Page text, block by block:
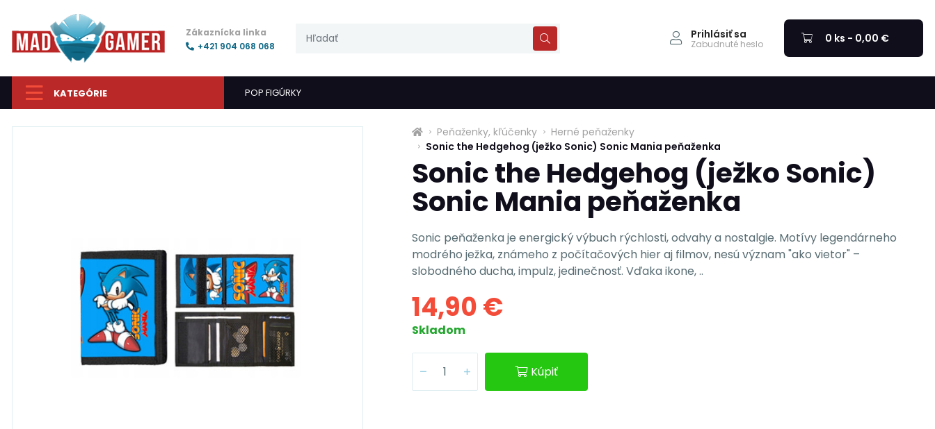
Zákaznícka linka
+421 904 068 068
Prihlásiť sa
Zabudnuté heslo 0 ks - 0,00 €
KATEGÓRIE POP FIGÚRKY
Peňaženky, kľúčenky
Herné peňaženky
Sonic the Hedgehog (ježko Sonic) Sonic Mania peňaženka
Sonic the Hedgehog (ježko Sonic)
Sonic Mania peňaženka
Sonic peňaženka je energický výbuch rýchlosti, odvahy a nostalgie. Motívy legendárneho
modrého ježka, známeho z počítačových hier aj filmov, nesú význam "ako vietor" –
slobodného ducha, impulz, jedinečnosť. Vďaka ikone, ..
14,90 €
Skladom
Kúpiť